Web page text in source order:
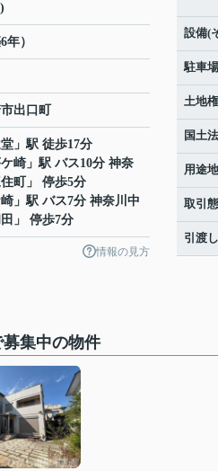
年）
出口町
」駅 徒歩17分
崎 」駅 バス10分 神奈
町」 停歩5分
」駅 バス7分 神奈川中
」 停歩7分
情報の見方
設備(
駐車
土地
国土
用途
取引
引渡し
集中の物件